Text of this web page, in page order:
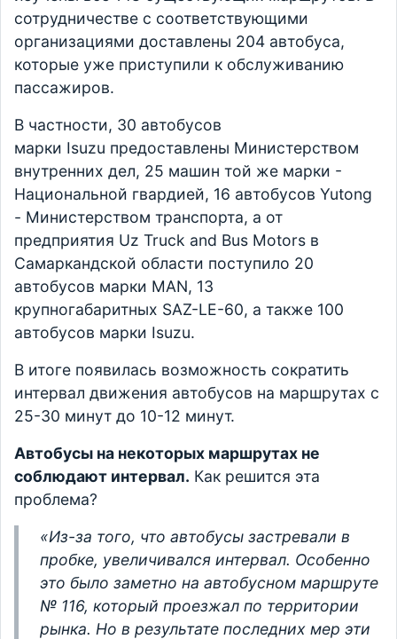
сотрудничестве с соответствующими
организациями доставлены 204 автобуса,
которые уже приступили к обслуживанию
пассажиров.
В частности, 30 автобусов
марки Isuzu предоставлены Министерством
внутренних дел, 25 машин той же марки -
Национальной гвардией, 16 автобусов Yutong
- Министерством транспорта, а от
предприятия Uz Truck and Bus Motors в
Самаркандской области поступило 20
автобусов марки MAN, 13
крупногабаритных SAZ-LE-60, а также 100
автобусов марки Isuzu.
В итоге появилась возможность сократить
интервал движения автобусов на маршрутах с
25-30 минут до 10-12 минут.
Автобусы на некоторых маршрутах не
соблюдают интервал. Как решится эта
проблема?
«Из-за того, что автобусы застревали в
пробке, увеличивался интервал. Особенно
это было заметно на автобусном маршруте
№ 116, который проезжал по территории
рынка. Но в результате последних мер эти